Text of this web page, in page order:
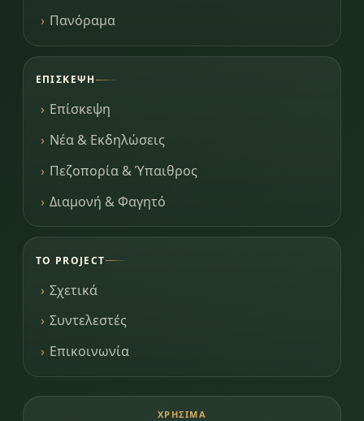
Πανόραμα
ΕΠΊΣΚΕΨΗ
Επίσκεψη
Νέα & Εκδηλώσεις
Πεζοπορία & Ύπαιθρος
Διαμονή & Φαγητό
ΤΟ PROJECT
Σχετικά
Συντελεστές
Επικοινωνία
ΧΡΉΣΙΜΑ